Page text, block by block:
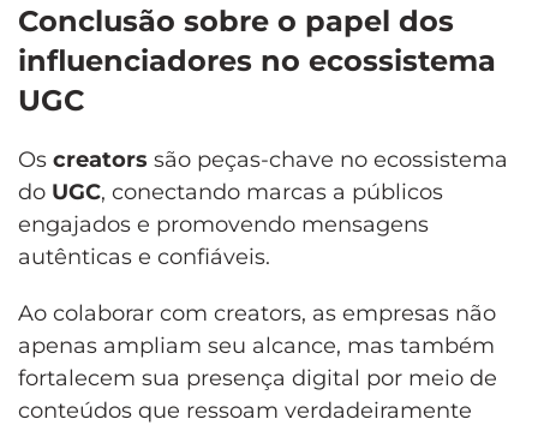
Conclusão sobre o papel dos
influenciadores no ecossistema
UGC
Os creators são peças-chave no ecossistema
do UGC, conectando marcas a públicos
engajados e promovendo mensagens
autênticas e confiáveis.
Ao colaborar com creators, as empresas não
apenas ampliam seu alcance, mas também
fortalecem sua presença digital por meio de
conteúdos que ressoam verdadeiramente